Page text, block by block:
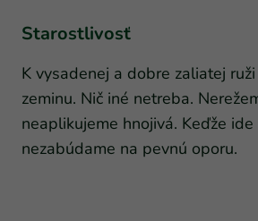
Starostlivosť
K vysadenej a dobre zaliatej
zeminu. Nič iné netreba.
neaplikujeme hnojivá. Keďže
nezabúdame na pevnú oporu.